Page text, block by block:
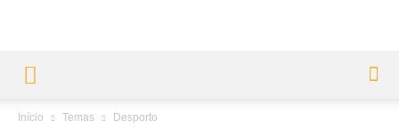
Início Temas Desporto